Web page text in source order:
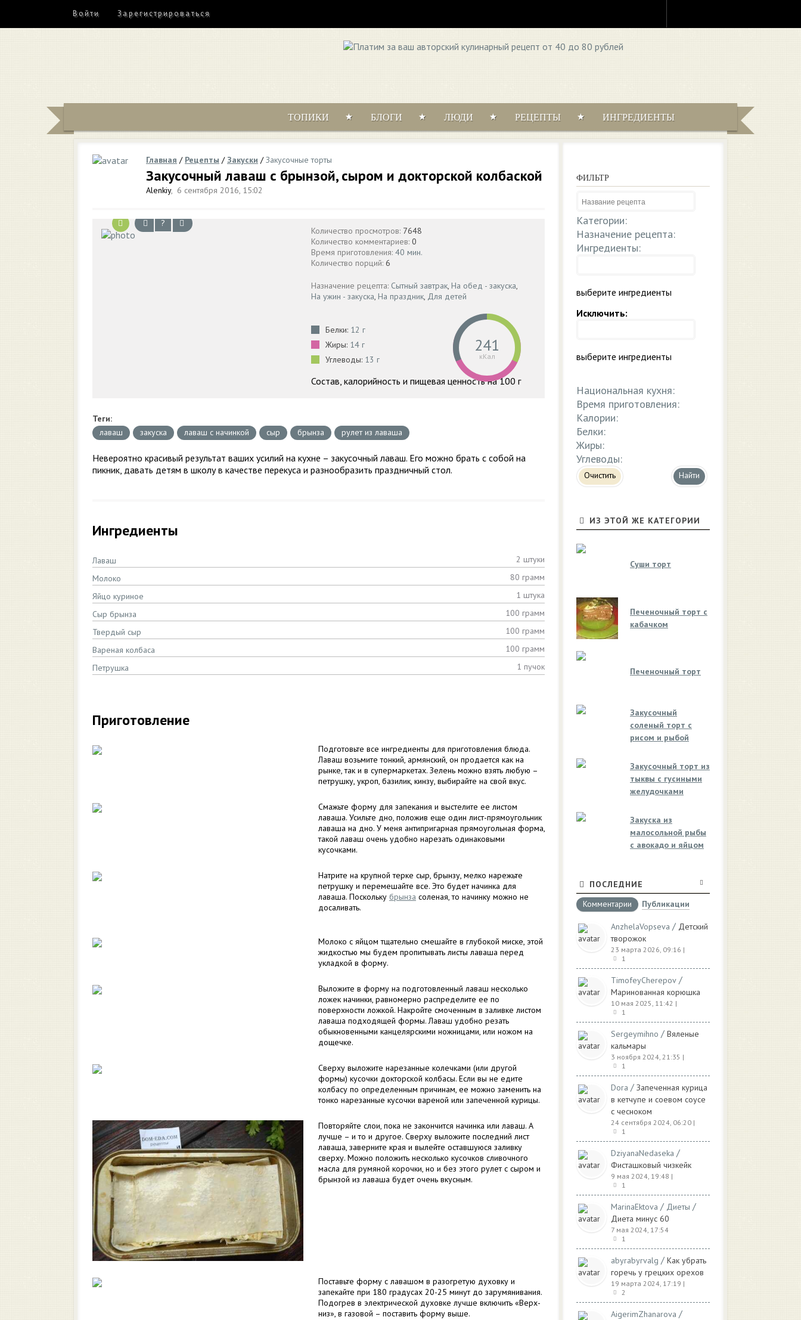
Войти Зарегистрироваться
ТОПИКИ БЛОГИ ЛЮДИ РЕЦЕПТЫ ИНГРЕДИЕНТЫ
Главная / Рецепты /Закуски /Закусочные торты
Закусочный лаваш с брынзой, сыром и докторской колбаской
Alenkiy, 6 сентября 2016, 15:02
?
Количество просмотров: 7648
Количество комментариев: 0
Время приготовления: 40 мин.
Количество порций: 6
Назначение рецепта: Сытный завтрак, На обед - закуска,
На ужин - закуска, На праздник, Для детей
Белки: 12 г
Жиры: 14 г
Углеводы: 13 г
241
кКал
Состав, калорийность и пищевая ценность на 100 г
Теги:
лаваш
закуска лаваш с начинкой сыр брынза рулет из лаваша
Невероятно красивый результат ваших усилий на кухне – закусочный лаваш. Его можно брать с собой на
пикник, давать детям в школу в качестве перекуса и разнообразить праздничный стол.
Ингредиенты
Лаваш
2 штуки
Молоко
80 грамм
Яйцо куриное
1 штука
Сыр брынза
100 грамм
Твердый сыр
100 грамм
Вареная колбаса
100 грамм
Петрушка
1 пучок
Приготовление
Подготовьте все ингредиенты для приготовления блюда.
Лаваш возьмите тонкий, армянский, он продается как на
рынке, так и в супермаркетах. Зелень можно взять любую –
петрушку, укроп, базилик, кинзу, выбирайте на свой вкус.
Смажьте форму для запекания и выстелите ее листом
лаваша. Усильте дно, положив еще один лист-прямоугольник
лаваша на дно. У меня антипригарная прямоугольная форма,
такой лаваш очень удобно нарезать одинаковыми
кусочками.
Натрите на крупной терке сыр, брынзу, мелко нарежьте
петрушку и перемешайте все. Это будет начинка для
лаваша. Поскольку брынза соленая, то начинку можно не
досаливать.
Молоко с яйцом тщательно смешайте в глубокой миске, этой
жидкостью мы будем пропитывать листы лаваша перед
укладкой в форму.
Выложите в форму на подготовленный лаваш несколько
ложек начинки, равномерно распределите ее по
поверхности ложкой. Накройте смоченным в заливке листом
лаваша подходящей формы. Лаваш удобно резать
обыкновенными канцелярскими ножницами, или ножом на
дощечке.
Сверху выложите нарезанные колечками (или другой
формы) кусочки докторской колбасы. Если вы не едите
колбасу по определенным причинам, ее можно заменить на
тонко нарезанные кусочки вареной или запеченной курицы.
Повторяйте слои, пока не закончится начинка или лаваш. А
лучше – и то и другое. Сверху выложите последний лист
лаваша, заверните края и вылейте оставшуюся заливку
сверху. Можно положить несколько кусочков сливочного
масла для румяной корочки, но и без этого рулет с сыром и
брынзой из лаваша будет очень вкусным.
Поставьте форму с лавашом в разогретую духовку и
запекайте при 180 градусах 20-25 минут до зарумянивания.
Подогрев в электрической духовке лучше включить «Верх-
низ», в газовой – поставить форму выше.
ФИЛЬТР
Категории:
Назначение рецепта:
Ингредиенты:
выберите ингредиенты
Исключить:
выберите ингредиенты
Национальная кухня:
Время приготовления:
Калории:
Белки:
Жиры:
Углеводы:
Очистить
ИЗ ЭТОЙ ЖЕ КАТЕГОРИИ
Суши торт
Печеночный торт с
кабачком
Печеночный торт
Закусочный
соленый торт с
рисом и рыбой
Закусочный торт из
тыквы с гусиными
желудочками
Закуска из
малосольной рыбы
с авокадо и яйцом
ПОСЛЕДНИЕ
Комментарии
Публикации
AnzhelaVopseva / Детский
творожок
23 марта 2026, 09:16 |
1
TimofeyCherepov /
Маринованная корюшка
10 мая 2025, 11:42 |
1
Sergeymihno / Вяленые
кальмары
3 ноября 2024, 21:35 |
1
Dora / Запеченная курица
в кетчупе и соевом соусе
с чесноком
24 сентября 2024, 06:20 |
1
DziyanaNedaseka /
Фисташковый чизкейк
9 мая 2024, 19:48 |
1
MarinaEktova / Диеты /
Диета минус 60
7 мая 2024, 17:54
1
abyrabyrvalg / Как убрать
горечь у грецких орехов
19 марта 2024, 17:19 |
2
AigerimZhanarova /